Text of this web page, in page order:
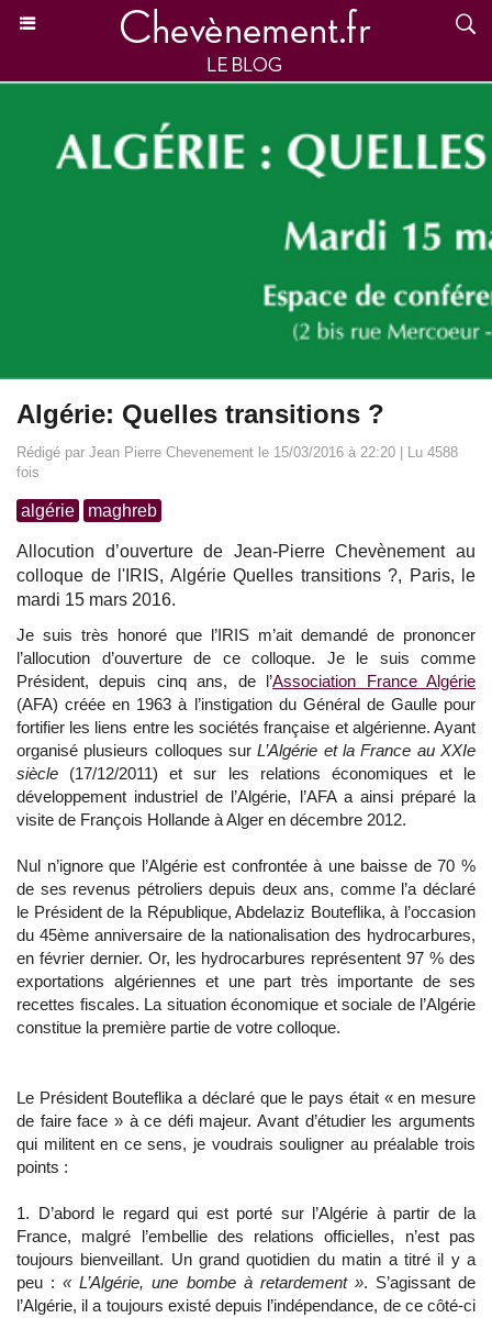
Algérie: Quelles transitions ?
Rédigé par Jean Pierre Chevenement le 15/03/2016 à 22:20 | Lu 4588
fois
algérie maghreb
Allocution d’ouverture de Jean-Pierre Chevènement au
colloque de l'IRIS, Algérie Quelles transitions ?, Paris, le
mardi 15 mars 2016.
Je suis très honoré que l’IRIS m’ait demandé de prononcer
l’allocution d’ouverture de ce colloque. Je le suis comme
Président, depuis cinq ans, de l’Association France Algérie
(AFA) créée en 1963 à l’instigation du Général de Gaulle pour
fortifier les liens entre les sociétés française et algérienne. Ayant
organisé plusieurs colloques surL’Algérie et la France au XXIe
siècle (17/12/2011) et sur les relations économiques et le
développement industriel de l’Algérie, l’AFA a ainsi préparé la
visite de François Hollande à Alger en décembre 2012.
Nul n’ignore que l’Algérie est confrontée à une baisse de 70 %
de ses revenus pétroliers depuis deux ans, comme l’a déclaré
le Président de la République, Abdelaziz Bouteflika, à l’occasion
du 45ème anniversaire de la nationalisation des hydrocarbures,
en février dernier. Or, les hydrocarbures représentent 97 % des
exportations algériennes et une part très importante de ses
recettes fiscales. La situation économique et sociale de l’Algérie
constitue la première partie de votre colloque.
Le Président Bouteflika a déclaré que le pays était « en mesure
de faire face » à ce défi majeur. Avant d’étudier les arguments
qui militent en ce sens, je voudrais souligner au préalable trois
points :
1. D’abord le regard qui est porté sur l’Algérie à partir de la
France, malgré l’embellie des relations officielles, n’est pas
toujours bienveillant. Un grand quotidien du matin a titré il y a
peu :« L’Algérie, une bombe à retardement ». S’agissant de
l’Algérie, il a toujours existé depuis l’indépendance, de ce côté-ci